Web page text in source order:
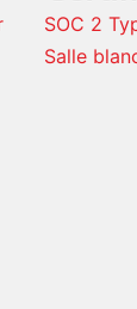
SOC 2
Salle